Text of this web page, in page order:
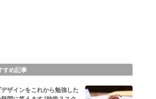
すめ記事
ザインをこれから勉強した